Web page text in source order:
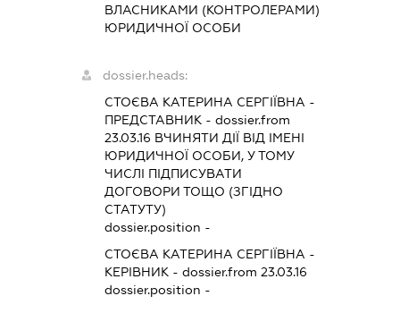
ВЛАСНИКАМИ (КОНТРОЛЕРАМИ)
ЮРИДИЧНОЇ ОСОБИ
dossier.heads:
СТОЄВА КАТЕРИНА СЕРГІЇВНА -
ПРЕДСТАВНИК - dossier.from
23.03.16 ВЧИНЯТИ ДІЇ ВІД ІМЕНІ
ЮРИДИЧНОЇ ОСОБИ, У ТОМУ
ЧИСЛІ ПІДПИСУВАТИ
ДОГОВОРИ ТОЩО (ЗГІДНО
СТАТУТУ)
dossier.position -
СТОЄВА КАТЕРИНА СЕРГІЇВНА -
КЕРІВНИК - dossier.from 23.03.16
dossier.position -